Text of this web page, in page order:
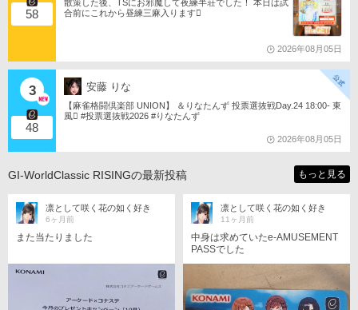
58
散策した後、TSにお邪魔して夜練半荘でした！ 本日は試
合前にこれから昼練三麻入ります󾠋️
2026年08月05日
3
48
安藤 りな
【麻雀格闘倶楽部 UNION】 ＆りなたんず 投票選抜戦Day.24 18:00- 東
風󾁃 #投票選抜戦2026 #りなたんず
2026年08月05日
GI-WorldClassic RISINGの最新投稿 もっと見る
凛として咲く花の如く好き
6ヶ月前
また当たりました
凛として咲く花の如く好き
11ヶ月前
中身は求めていたe-AMUSEMENT
PASSでした